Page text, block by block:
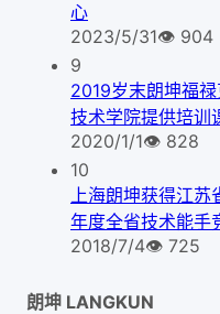
心
2023/5/31👁 904
9
2019岁末朗坤福
技术学院提供培训
2020/1/1👁 828
10
上海朗坤获得江苏
年度全省技术能手
2018/7/4👁 725
朗坤 LANGKUN